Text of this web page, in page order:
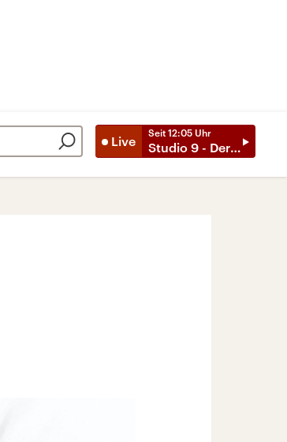
Live
Seit 12:05 Uhr
Studio 9 - Der Tag mit